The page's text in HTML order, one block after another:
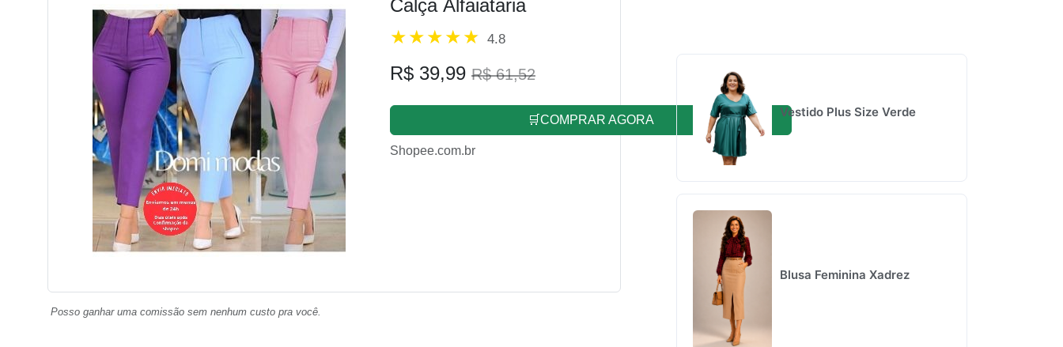
Calça Alfaiataria
4.8
R$ 39,99 R$ 61,52
🛒COMPRAR AGORA
Shopee.com.br
Posso ganhar uma comissão sem nenhum custo pra você.
Vestido Plus Size Verde
Blusa Feminina Xadrez